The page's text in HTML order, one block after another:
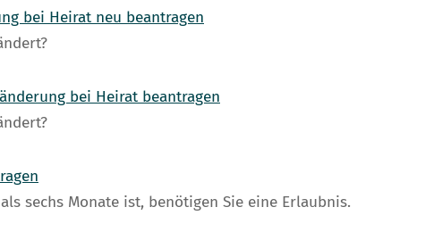
bei Heirat neu beantragen
bei Heirat beantragen
sechs Monate ist, benötigen Sie eine Erlaubnis.